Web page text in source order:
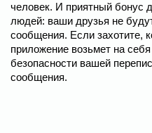
человек. И приятный бонус
людей: ваши друзья не
сообщения. Если захотите,
приложение возьмет на
безопасности вашей
сообщения.